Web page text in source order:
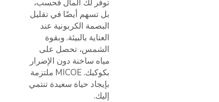
توفر لك المال فحسب،
بل تسهم أيضًا في تقليل
البصمة الكربونية عند
العناية بالبيئة. وبقوة
الشمس، تحصل على
مياه ساخنة دون الإضرار
بكوكبك. MICOE ملتزمة
بإيجاد حياة سعيدة تنتمي
إليك.